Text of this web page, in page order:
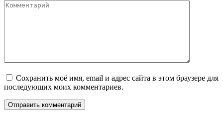
Сохранить моё имя, email и адрес сайта в этом браузере для
последующих моих комментариев.